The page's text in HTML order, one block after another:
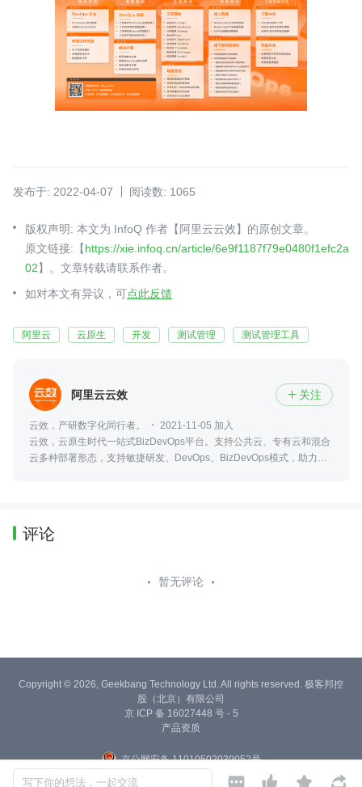
发布于: 2022-04-07 阅读数: 1065
版权声明: 本文为 InfoQ 作者【阿里云云效】的原创文章。
原文链接:【https://xie.infoq.cn/article/6e9f1187f79e0480f1efc2a
02】。文章转载请联系作者。
如对本文有异议，可点此反馈
阿里云 云原生 开发 测试管理 测试管理工具
阿里云云效  关注
云效，产研数字化同行者。
2021-11-05 加入
云效，云原生时代一站式BizDevOps平台。支持公共云、专有云和混合
云多种部署形态，支持敏捷研发、DevOps、BizDevOps模式，助力创
评论
暂无评论
写下你的想法，一起交流    
Copyright © 2026, Geekbang Technology Ltd. All rights reserved. 极客邦控
股（北京）有限公司
京 ICP 备 16027448 号 - 5
产品资质
京公网安备 11010502039052号